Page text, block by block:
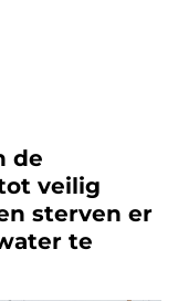
de
veilig
sterven er
te